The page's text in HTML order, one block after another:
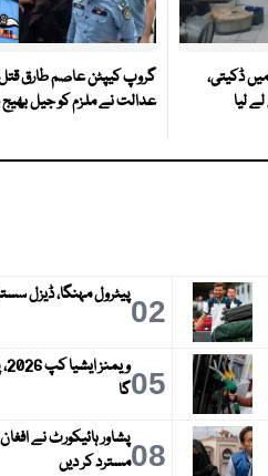
ڈکیتی،
لیا
گروپ کیپٹن عاصم طارق
عدالت نے ملزم کو جیل بھیج
02پیٹرول مہنگا، ڈیزل
05گا
08پشاور ہائیکورٹ نے
مسترد کر دیں